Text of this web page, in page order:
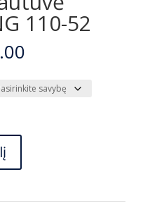
110-52
Price
€329.00
through